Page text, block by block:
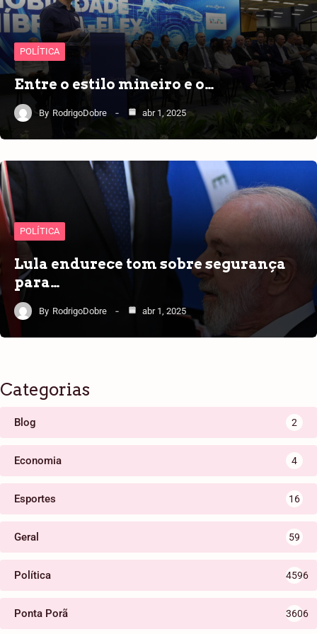
POLÍTICA
Entre o estilo mineiro e o…
By RodrigoDobre abr 1, 2025
POLÍTICA
Lula endurece tom sobre segurança
para…
By RodrigoDobre abr 1, 2025
Categorias
Blog 2
Economia 4
Esportes 16
Geral 59
Política 4596
Ponta Porã 3606